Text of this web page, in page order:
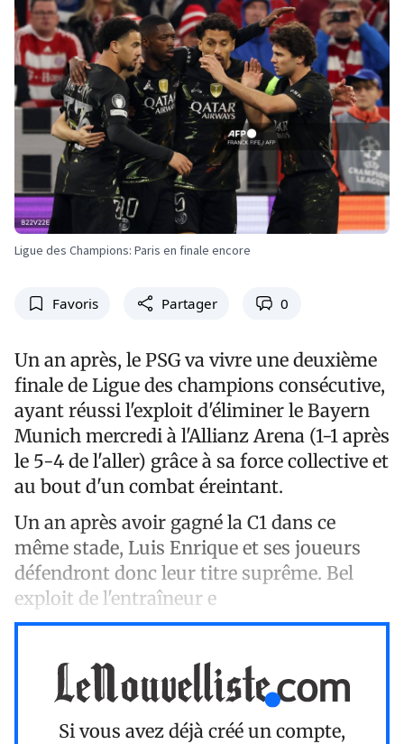
Ligue des Champions: Paris en finale encore
Favoris Partager 0
Un an après, le PSG va vivre une deuxième
finale de Ligue des champions consécutive,
ayant réussi l'exploit d'éliminer le Bayern
Munich mercredi à l'Allianz Arena (1-1 après
le 5-4 de l'aller) grâce à sa force collective et
au bout d'un combat éreintant.
Un an après avoir gagné la C1 dans ce
même stade, Luis Enrique et ses joueurs
défendront donc leur titre suprême. Bel
exploit de l'entraîneur e
Si vous avez déjà créé un compte,